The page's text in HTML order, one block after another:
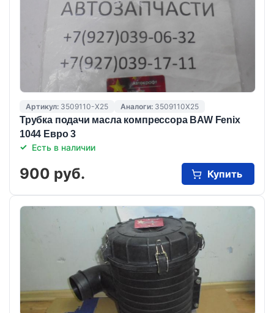
Артикул: 3509110-X25 Аналоги: 3509110X25
Трубка подачи масла компрессора BAW Fenix
1044 Евро 3
Есть в наличии
900 руб. Купить